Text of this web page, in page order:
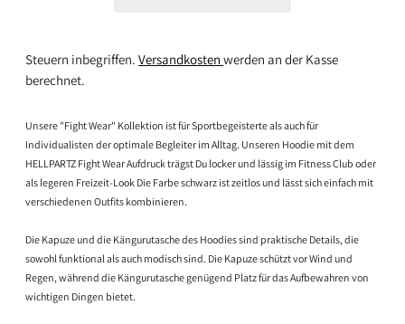
Steuern inbegriffen. Versandkosten werden an der Kasse
berechnet.
Unsere "Fight Wear" Kollektion ist für Sportbegeisterte als auch für
Individualisten der optimale Begleiter im Alltag. Unseren Hoodie mit dem
HELLPARTZ Fight Wear Aufdruck trägst Du locker und lässig im Fitness Club oder
als legeren Freizeit-Look Die Farbe schwarz ist zeitlos und lässt sich einfach mit
verschiedenen Outfits kombinieren.
Die Kapuze und die Kängurutasche des Hoodies sind praktische Details, die
sowohl funktional als auch modisch sind. Die Kapuze schützt vor Wind und
Regen, während die Kängurutasche genügend Platz für das Aufbewahren von
wichtigen Dingen bietet.